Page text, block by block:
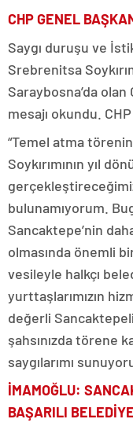
CHP GENEL
Saygı duruşu ve
Srebrenitsa
Saraybosna’da olan
mesajı okundu.
“Temel atma
Soykırımının yıl
bulunamıyorum.
Sancaktepe’nin
olmasında önemli
vesileyle halkçı
yurttaşlarımızın
değerli
şahsınızda törene
saygılarımı
İMAMOĞLU:
BAŞARILI